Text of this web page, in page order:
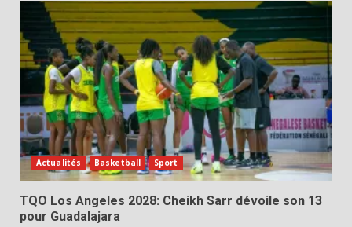
Actualités Basketball Sport
TQO Los Angeles 2028: Cheikh Sarr dévoile son 13
pour Guadalajara